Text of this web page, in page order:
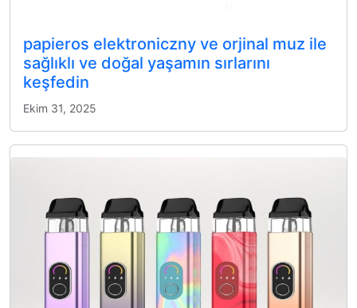
papieros elektroniczny ve orjinal muz ile
sağlıklı ve doğal yaşamın sırlarını
keşfedin
Ekim 31, 2025